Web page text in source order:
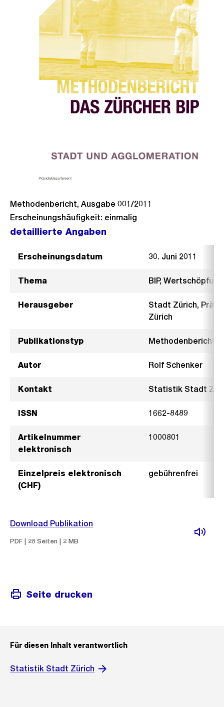
Methodenbericht, Ausgabe 001/2011
Erscheinungshäufigkeit: einmalig
detaillierte Angaben
Erscheinungsdatum 30. Juni 2011
Thema BIP, Wertschöpfung
Herausgeber
Stadt Zürich,
Zürich
Publikationstyp Methodenbericht
Autor Rolf Schenker
Kontakt Statistik Stadt
ISSN 1662-8489
Artikelnummer
elektronisch
1000801
Einzelpreis elektronisch
(CHF)
gebührenfrei
Download Publikation
PDF | 28 Seiten | 2 MB
Seite drucken
Für diesen Inhalt verantwortlich
Statistik Stadt Zürich